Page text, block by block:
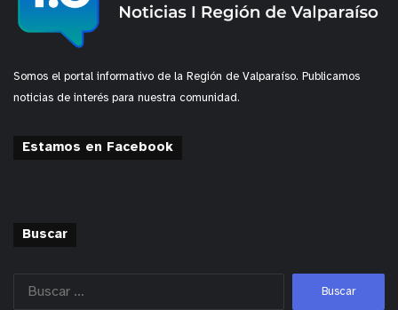
Somos el portal informativo de la Región de Valparaíso. Publicamos
noticias de interés para nuestra comunidad.
Estamos en Facebook
Buscar